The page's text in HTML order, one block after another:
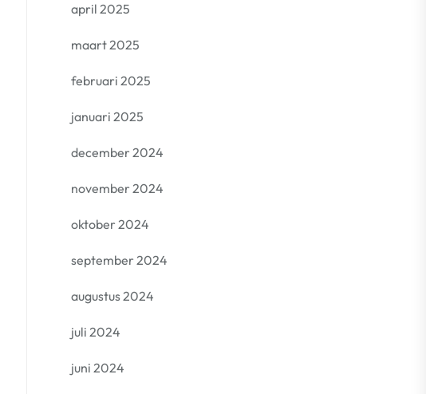
april 2025
maart 2025
februari 2025
januari 2025
december 2024
november 2024
oktober 2024
september 2024
augustus 2024
juli 2024
juni 2024